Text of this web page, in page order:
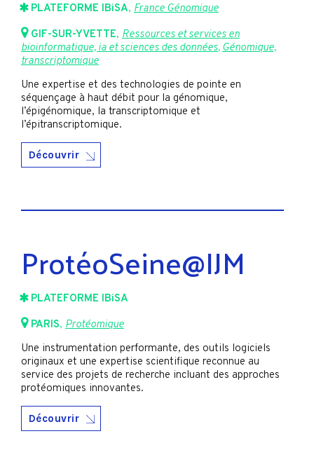
PLATEFORME IBiSA, France Génomique
GIF-SUR-YVETTE, Ressources et services en
bioinformatique, ia et sciences des données,Génomique,
transcriptomique
Une expertise et des technologies de pointe en
séquençage à haut débit pour la génomique,
l’épigénomique, la transcriptomique et
l’épitranscriptomique.
Découvrir
ProtéoSeine@IJM
PLATEFORME IBiSA
PARIS, Protéomique
Une instrumentation performante, des outils logiciels
originaux et une expertise scientifique reconnue au
service des projets de recherche incluant des approches
protéomiques innovantes.
Découvrir